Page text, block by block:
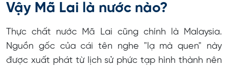
Vậy Mã Lai là nước nào?
Thực chất nước Mã Lai cũng chính là Malaysia.
Nguồn gốc của cái tên nghe "lạ mà quen" này
được xuất phát từ lịch sử phức tạp hình thành nên